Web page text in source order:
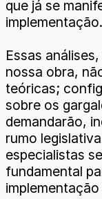
que já se
implementação.
Essas
nossa obra,
teóricas;
sobre os
demandarão,
rumo
especialistas
fundamental